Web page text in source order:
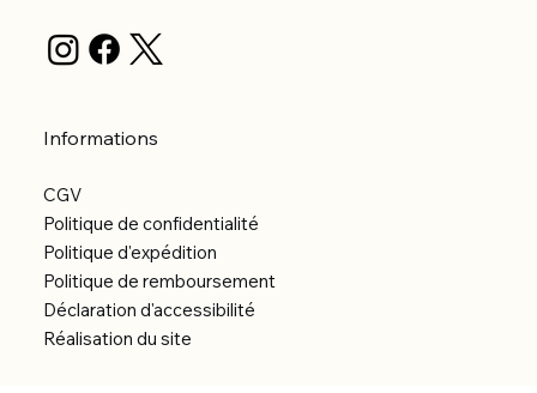
Informations
CGV
Politique de confidentialité
Politique d'expédition
Politique de remboursement
Déclaration d'accessibilité
Réalisation du site